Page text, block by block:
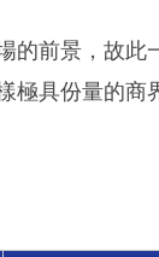
的前景，故此
極具份量的